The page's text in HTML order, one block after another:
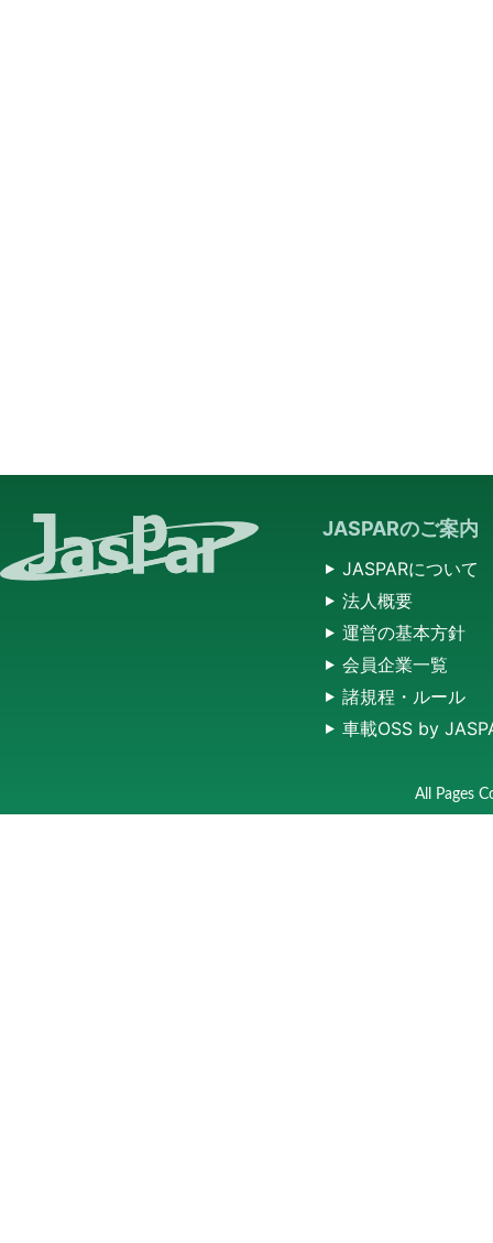
JASPARのご案内
JASPARについて
法人概要
運営の基本方針
会員企業一覧
諸規程・ルール
車載OSS by
All Pages